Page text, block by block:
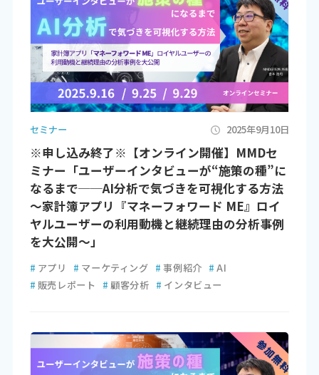
セミナー 2025年9月10日
※申し込み終了※【オンライン開催】MMDセ
ミナー「ユーザーインタビューが“施策の種”に
なるまで──AI分析で気づきを可視化する方法
～家計簿アプリ『マネーフォワード ME』ロイ
ヤルユーザーの利用動機と継続理由の分析事例
を大公開～」
# アプリ # マーケティング # 事例紹介 # AI
# 販売レポート # 顧客分析 # インタビュー